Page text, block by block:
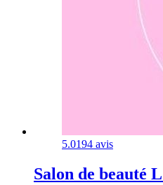
5.0194 avis
Salon de beauté